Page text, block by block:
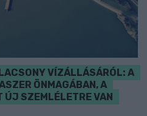
VÍZÁLLÁSÁRÓL: A
ÖNMAGÁBAN, A
ÚJ SZEMLÉLETRE VAN